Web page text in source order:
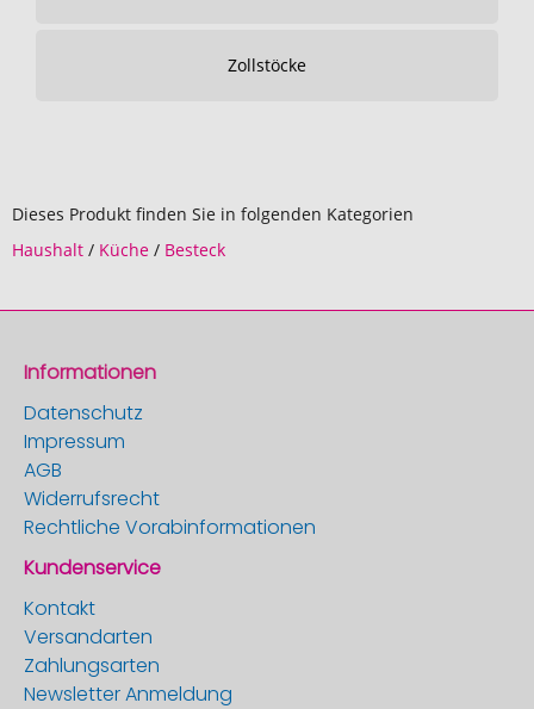
Zollstöcke
Dieses Produkt finden Sie in folgenden Kategorien
Haushalt / Küche / Besteck
Informationen
Datenschutz
Impressum
AGB
Widerrufsrecht
Rechtliche Vorabinformationen
Kundenservice
Kontakt
Versandarten
Zahlungsarten
Newsletter Anmeldung